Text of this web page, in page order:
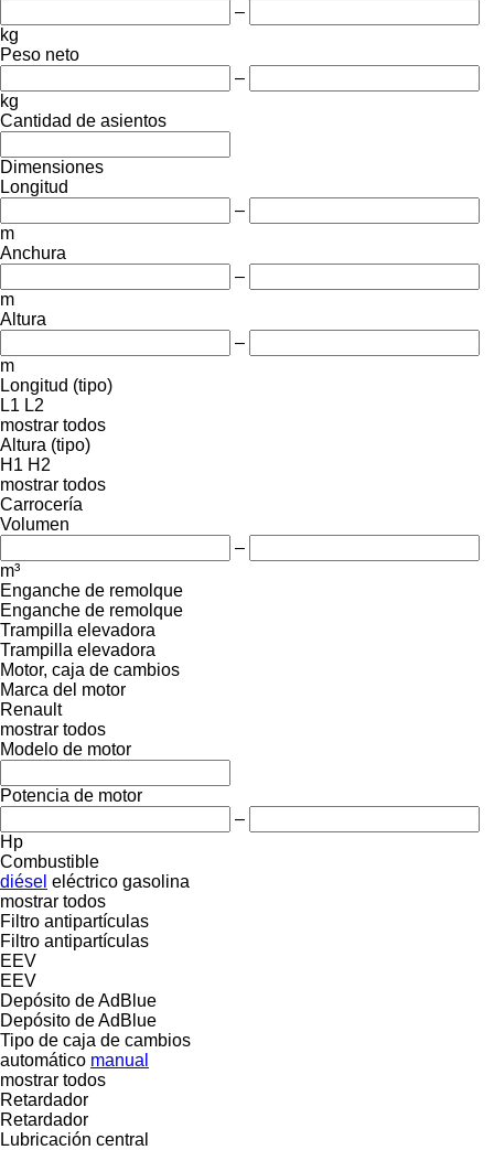
–
kg
Peso neto
–
kg
Cantidad de asientos
Dimensiones
Longitud
–
m
Anchura
–
m
Altura
–
m
Longitud (tipo)
L1 L2
mostrar todos
Altura (tipo)
H1 H2
mostrar todos
Carrocería
Volumen
–
m³
Enganche de remolque
Enganche de remolque
Trampilla elevadora
Trampilla elevadora
Motor, caja de cambios
Marca del motor
Renault
mostrar todos
Modelo de motor
Potencia de motor
–
Hp
Combustible
diésel eléctrico gasolina
mostrar todos
Filtro antipartículas
Filtro antipartículas
EEV
EEV
Depósito de AdBlue
Depósito de AdBlue
Tipo de caja de cambios
automático manual
mostrar todos
Retardador
Retardador
Lubricación central